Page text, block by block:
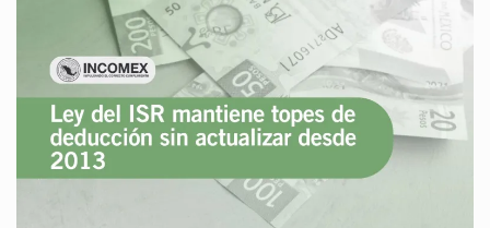
La inversión fija bruta en México registró un aumento de 1.1% interanual en mayo de…
El gobierno de Estados Unidos anunciará un arancel del 15 % sobre los productos fabricados…
DE
DEDUCCIÓN
ACTUALIZAR
DESDE
2013